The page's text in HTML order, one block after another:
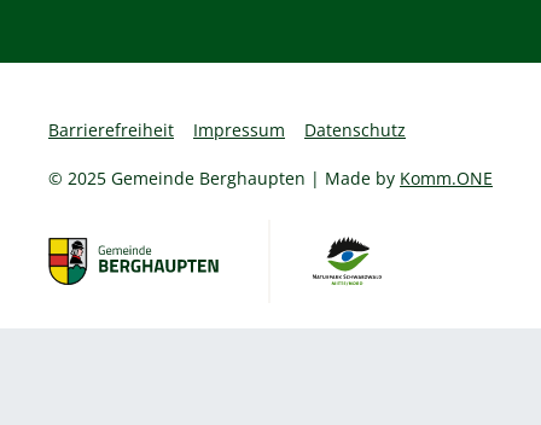
Barrierefreiheit Impressum Datenschutz
© 2025 Gemeinde Berghaupten | Made by Komm.ONE